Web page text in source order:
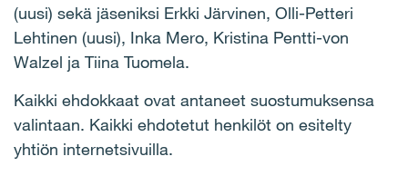
(uusi) sekä jäseniksi Erkki Järvinen, Olli-Petteri
Lehtinen (uusi), Inka Mero, Kristina Pentti-von
Walzel ja Tiina Tuomela.
Kaikki ehdokkaat ovat antaneet suostumuksensa
valintaan. Kaikki ehdotetut henkilöt on esitelty
yhtiön internetsivuilla.